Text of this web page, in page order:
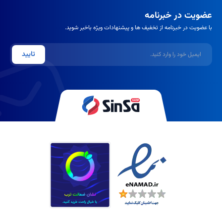
بالایی ایجاد کرده و دوام ژلیش را به طور چشمگیری افزایش می‌دهد.
نکات مهم در انتخاب و خرید لاک پایه
برای انتخاب بهترین لاک پایه، به نکات زیر توجه کنید:
خشک، ناهموار) و بیس کات متناسب با نیازتان را انتخاب نمایید.
به دنبال لاک‌های پایه‌ای باشید که فاقد مواد شیمیایی مضر
تقویت‌کننده یک مزیت محسوب می‌شود.
انتخاب برندهای شناخته شده و معتبر، کیفیت و کارایی
محصول را تا حد زیادی تضمین می‌کند.
سازگاری با لاک:اگر از لاک ژل استفاده می‌کنید، حتماً از بیس کات
مخصوص ژلیش استفاده کنید.
عضویت در خبرنامه
با عضویت در خبرنامه از تخفیف ها و پیشنهادات ویژه باخبر شوید.
ایمیل
تایید